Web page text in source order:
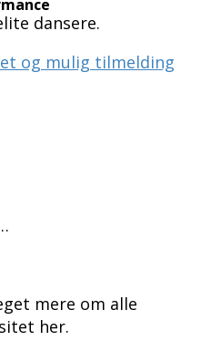
dansere.
og mulig tilmelding
mere om alle
her.